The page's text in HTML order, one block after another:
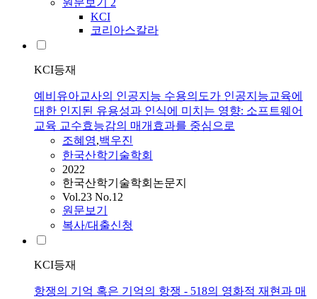
원문보기 2
KCI
코리아스칼라
KCI등재
예비유아교사의 인공지능 수용의도가 인공지능교육에
대한 인지된 유용성과 인식에 미치는 영향: 소프트웨어
교육 교수효능감의 매개효과를 중심으로
조혜영,백우진
한국산학기술학회
2022
한국산학기술학회논문지
Vol.23 No.12
원문보기
복사/대출신청
KCI등재
항쟁의 기억 혹은 기억의 항쟁 - 518의 영화적 재현과 매